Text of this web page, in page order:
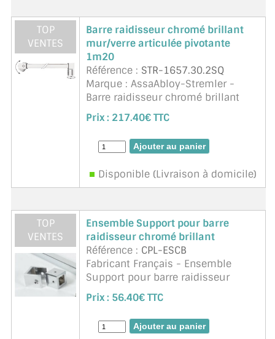
TOP
VENTES
Barre raidisseur chromé brillant
mur/verre articulée pivotante
1m20
Référence : STR-1657.30.2SQ
Marque : AssaAbloy-Stremler -
Barre raidisseur chromé brillant
mur/verre articulée pivotante 1m20
Pour verre d'épaisseur 6 à 8mm.
Prix : 217.40€ TTC
Disponible (Livraison à domicile)
TOP
VENTES
Ensemble Support pour barre
raidisseur chromé brillant
Référence : CPL-ESCB
Fabricant Français - Ensemble
Support pour barre raidisseur
chromé brillant. Matière
aluminium. Existe en chromé
brillant, Noir mat velours, Blanc
9016 satiné, Inox brossé, Laiton br
Prix : 56.40€ TTC